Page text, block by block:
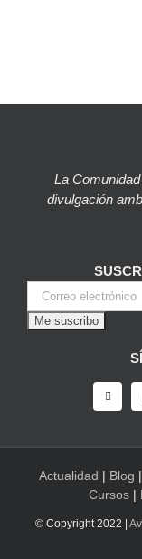
La
divulgación
Actualidad | Blog |
Cursos|
© Copyright 2022 |